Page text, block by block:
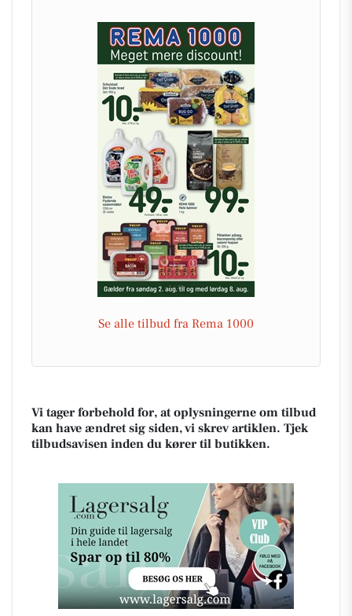
Se alle tilbud fra Rema 1000
Vi tager forbehold for, at oplysningerne om tilbud
kan have ændret sig siden, vi skrev artiklen. Tjek
tilbudsavisen inden du kører til butikken.